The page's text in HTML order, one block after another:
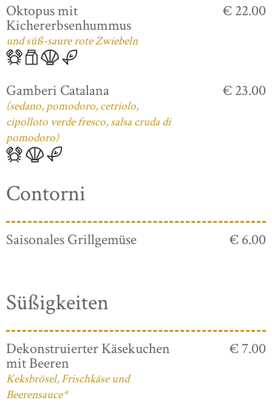
Oktopus mit
Kichererbsenhummus
und süß-saure rote Zwiebeln
€ 22.00
Gamberi Catalana
(sedano, pomodoro, cetriolo,
cipolloto verde fresco, salsa cruda di
pomodoro)
€ 23.00
Contorni
Saisonales Grillgemüse € 6.00
Süßigkeiten
Dekonstruierter Käsekuchen
mit Beeren
Keksbrösel, Frischkäse und
Beerensauce*
€ 7.00